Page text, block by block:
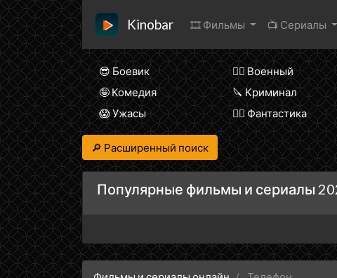
Kinobar 🎞 Фильмы 📺 Сериалы
😎 Боевик 👨‍✈️ Военный
🤪 Комедия
🔪 Криминал
😱 Ужасы
🧙‍♀️ Фантастика
🔎 Расширенный поиск
Популярные фильмы и сериалы